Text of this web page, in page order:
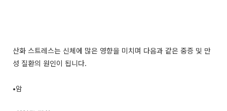
산화 스트레스는 신체에 많은 영향을 미치며 다음과 같은 중증 및 만
성 질환의 원인이 됩니다.
•암